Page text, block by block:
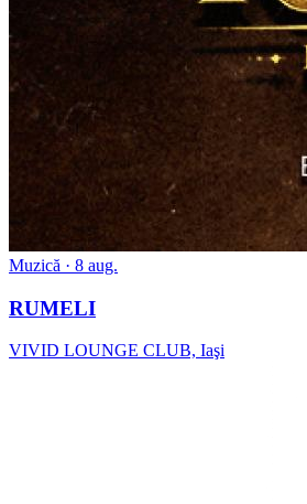
Muzică · 8 aug.
RUMELI
VIVID LOUNGE CLUB, Iaşi